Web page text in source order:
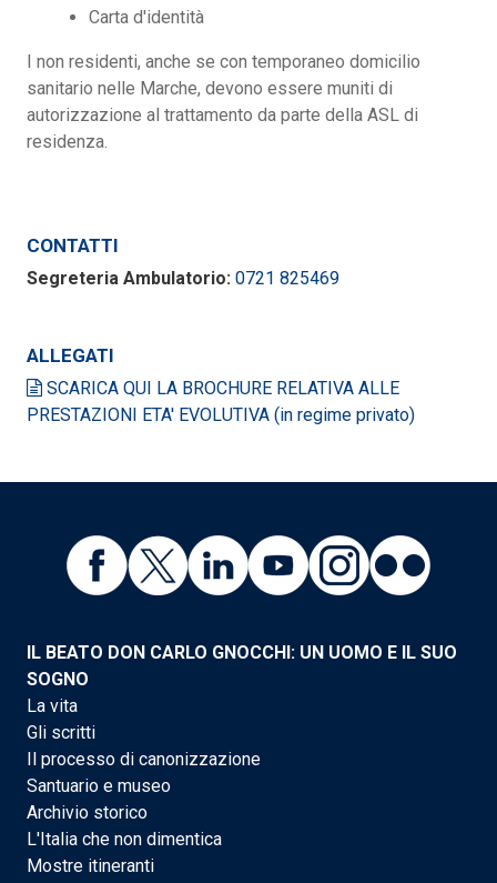
Carta d'identità
I non residenti, anche se con temporaneo domicilio
sanitario nelle Marche, devono essere muniti di
autorizzazione al trattamento da parte della ASL di
residenza.
CONTATTI
Segreteria Ambulatorio: 0721 825469
ALLEGATI
SCARICA QUI LA BROCHURE RELATIVA ALLE
PRESTAZIONI ETA' EVOLUTIVA (in regime privato)
IL BEATO DON CARLO GNOCCHI: UN UOMO E IL SUO
SOGNO
La vita
Gli scritti
Il processo di canonizzazione
Santuario e museo
Archivio storico
L'Italia che non dimentica
Mostre itineranti